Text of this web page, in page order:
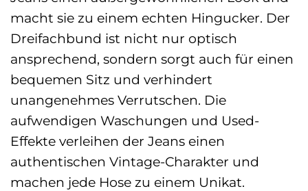
macht sie zu einem echten Hingucker. Der
Dreifachbund ist nicht nur optisch
ansprechend, sondern sorgt auch für einen
bequemen Sitz und verhindert
unangenehmes Verrutschen. Die
aufwendigen Waschungen und Used-
Effekte verleihen der Jeans einen
authentischen Vintage-Charakter und
machen jede Hose zu einem Unikat.